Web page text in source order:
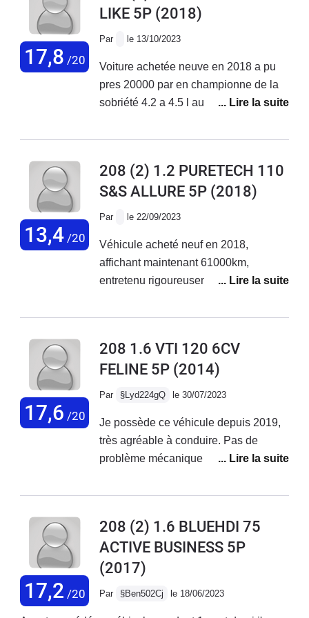
réparée reprise par une garage
17,8 /20
LIKE 5P (2018)
Par le 13/10/2023
Voiture achetée neuve en 2018 a pu
pres 20000 par en championne de la
sobriété 4.2 a 4.5 l au 100km pas de
probleme
13,4/20
208 (2) 1.2 PURETECH 110
S&S ALLURE 5P (2018)
Par le 22/09/2023
Véhicule acheté neuf en 2018,
affichant maintenant 61000km,
entretenu rigoureusement dans le
confortable, agréable à conduire mais
17,6 /20
208 1.6 VTI 120 6CV
FELINE 5P (2014)
Par §Lyd224gQ le 30/07/2023
Je possède ce véhicule depuis 2019,
très agréable à conduire. Pas de
problème mécanique rencontré, seule
qui m'a quand même coûté 800€.
mais je déconseille aux usagers qui
empruntent régulièrement l'autoroute il
manque vraiment une 6ème vitesse,
ce véhicule. La finition est très belle, je
17,2 /20
208 (2) 1.6 BLUEHDI 75
ACTIVE BUSINESS 5P
(2017)
Par §Ben502Cj le 18/06/2023